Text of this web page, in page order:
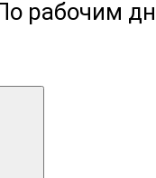
рабочим